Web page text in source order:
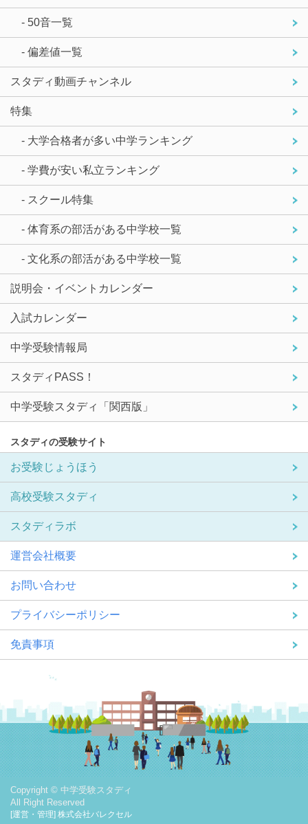
- 50音一覧
- 偏差値一覧
スタディ動画チャンネル
特集
- 大学合格者が多い中学ランキング
- 学費が安い私立ランキング
- スクール特集
- 体育系の部活がある中学校一覧
- 文化系の部活がある中学校一覧
説明会・イベントカレンダー
入試カレンダー
中学受験情報局
スタディPASS！
中学受験スタディ「関西版」
スタディの受験サイト
お受験じょうほう
高校受験スタディ
スタディラボ
運営会社概要
お問い合わせ
プライバシーポリシー
免責事項
Copyright © 中学受験スタディ
All Right Reserved
[運営・管理] 株式会社バレクセル